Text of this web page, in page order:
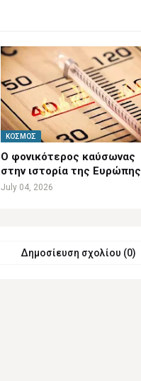
ΚΌΣΜΟΣ
Ο φονικότερος καύσωνας
στην ιστορία της Ευρώπης
July 04, 2026
Δημοσίευση σχολίου (0)